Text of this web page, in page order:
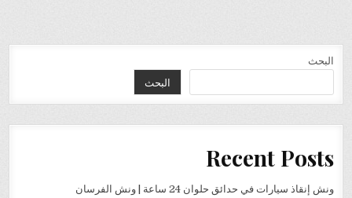
البحث
البحث
Recent Posts
ونش إنقاذ سيارات في حدائق حلوان 24 ساعة | ونش الفرسان